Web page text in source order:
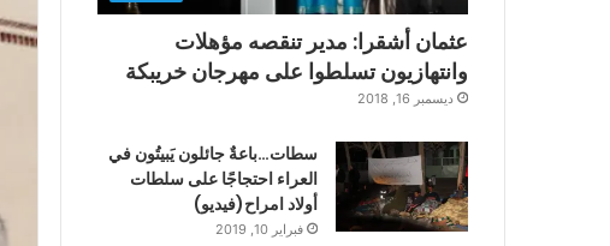
عثمان أشقرا: مدير تنقصه مؤهلات
وانتهازيون تسلطوا على مهرجان خريبكة
ديسمبر 16, 2018
سطات…باعةٌ جائلون يَبيتُون في
العراء احتجاجًا على سلطات
أولاد امراح(فيديو)
فبراير 10, 2019